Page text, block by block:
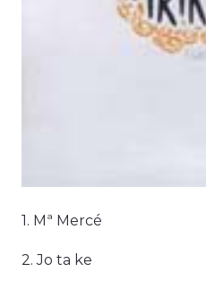
1. Mª Mercé
2. Jo ta ke